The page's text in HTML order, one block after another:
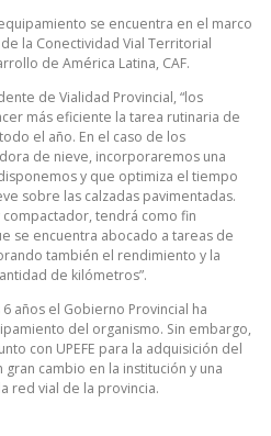
se encuentra en el marco
la Conectividad Vial Territorial
de América Latina, CAF.
de Vialidad Provincial, “los
más eficiente la tarea rutinaria de
el año. En el caso de los
de nieve, incorporaremos una
y que optimiza el tiempo
sobre las calzadas pavimentadas.
tendrá como fin
se encuentra abocado a tareas de
también el rendimiento y la
de kilómetros”.
años el Gobierno Provincial ha
del organismo. Sin embargo,
con UPEFE para la adquisición del
cambio en la institución y una
red vial de la provincia.